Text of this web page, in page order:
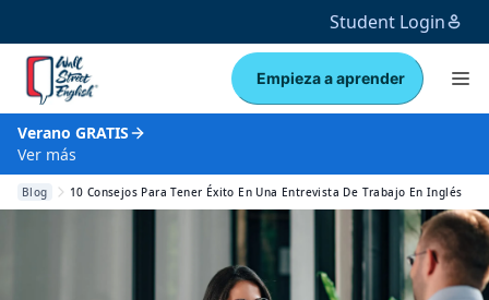
Student Login
Empieza a aprender
Verano GRATIS
Ver más
Blog 10 Consejos Para Tener Éxito En Una Entrevista De Trabajo En Inglés